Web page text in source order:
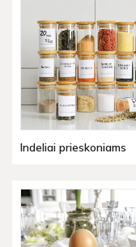
Indeliai prieskoniams